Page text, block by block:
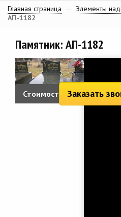
Главная страница → Элементы
АП-1182
Памятник: АП-1182
Стоимость: Заказать